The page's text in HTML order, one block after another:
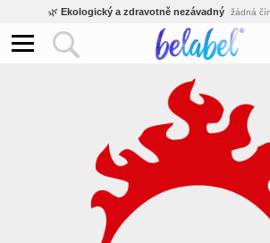
🌿 Ekologický a zdravotně nezávadný žádná
Inovativní výroba vlastní vývoj,
Rychlé dodání expedujeme do
Výhodné pro firmy
jsme přímý výrobce,
Český eshop s tradicí od roku 2010 tisíce